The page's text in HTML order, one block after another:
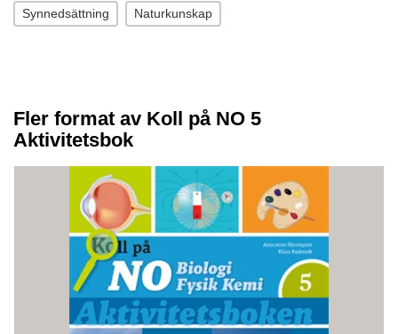
Synnedsättning Naturkunskap
Fler format av Koll på NO 5
Aktivitetsbok